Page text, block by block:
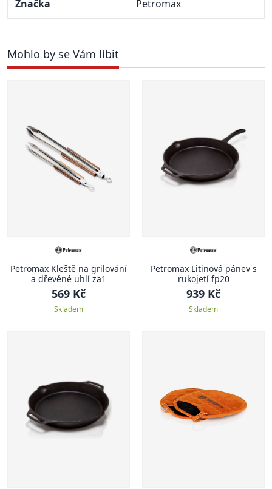
Značka Petromax
Mohlo by se Vám líbit
Petromax Kleště na grilování
a dřevěné uhlí za1
569 Kč
Skladem
Petromax Litinová pánev s
rukojetí fp20
939 Kč
Skladem